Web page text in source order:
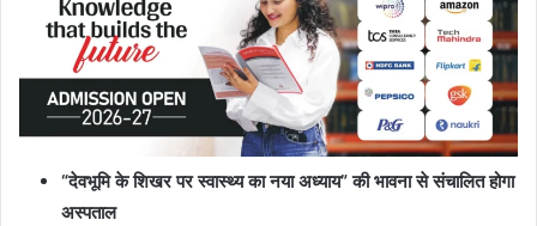
“देवभूमि के शिखर पर स्वास्थ्य का नया अध्याय” की भावना से संचालित होगा
अस्पताल